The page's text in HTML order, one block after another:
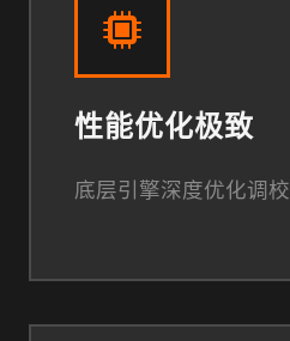
性能优化极致
底层引擎深度优化调校